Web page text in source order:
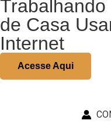
de Casa
Internet
Acesse Aqui